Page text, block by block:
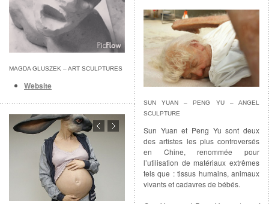
MAGDA GLUSZEK – ART SCULPTURES
Website
SUN YUAN – PENG YU – ANGEL
SCULPTURE
Sun Yuan et Peng Yu sont deux
des artistes les plus controversés
en Chine, renommée pour
l’utilisation de matériaux extrêmes
tels que : tissus humains, animaux
vivants et cadavres de bébés.